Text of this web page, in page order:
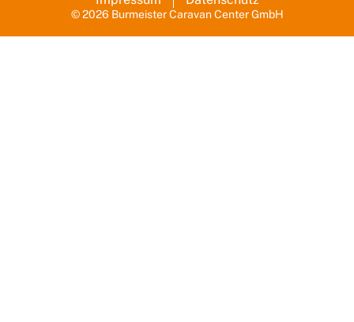
© 2026 Burmeister Caravan Center GmbH